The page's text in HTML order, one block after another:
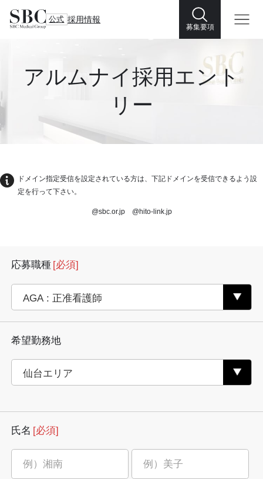
公式 採用情報
募集要項
アルムナイ採用エント
リー
ドメイン指定受信を設定されている方は、下記ドメインを受信できるよう設
定を行って下さい。
@sbc.or.jp @hito-link.jp
応募職種 [必須]
希望勤務地
氏名 [必須]